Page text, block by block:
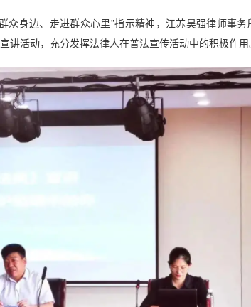
众身边、走进群众心里”指示精神，江苏昊强律师事
活动，充分发挥法律人在普法宣传活动中的积极作用